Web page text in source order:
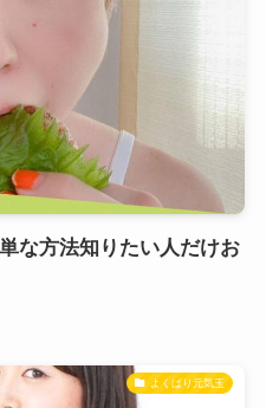
な方法知りたい人だけお
よくばり元気玉